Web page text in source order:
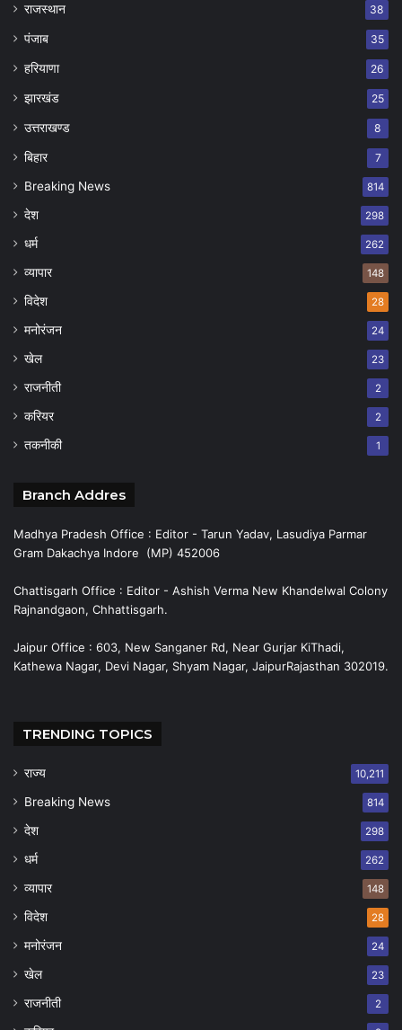
राजस्थान 38
पंजाब 35
हरियाणा 26
झारखंड 25
उत्तराखण्ड 8
बिहार 7
Breaking News 814
देश 298
धर्म 262
व्यापार 148
विदेश 28
मनोरंजन 24
खेल 23
राजनीती 2
करियर 2
तकनीकी 1
Branch Addres
Madhya Pradesh Office : Editor - Tarun Yadav, Lasudiya Parmar
Gram Dakachya Indore (MP) 452006
Chattisgarh Office : Editor - Ashish Verma New Khandelwal Colony
Rajnandgaon, Chhattisgarh.
Jaipur Office : 603, New Sanganer Rd, Near Gurjar KiThadi,
Kathewa Nagar, Devi Nagar, Shyam Nagar, JaipurRajasthan 302019.
TRENDING TOPICS
राज्य 10,211
Breaking News 814
देश 298
धर्म 262
व्यापार 148
विदेश 28
मनोरंजन 24
खेल 23
राजनीती 2